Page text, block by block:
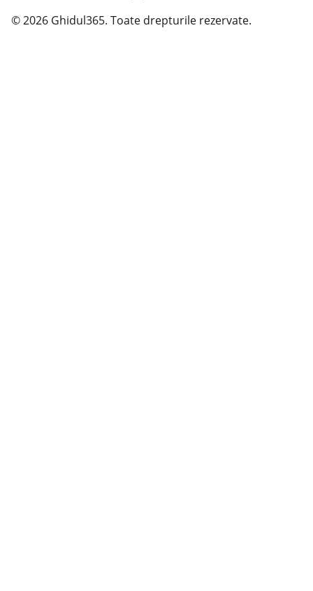
© 2026 Ghidul365. Toate drepturile rezervate.